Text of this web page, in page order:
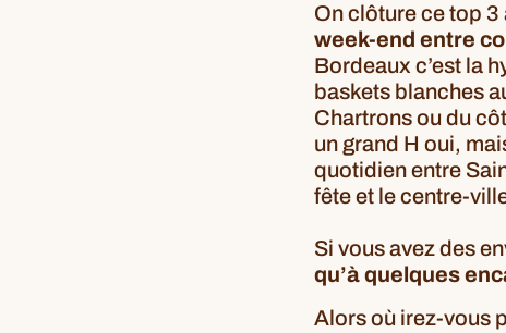
On clôture ce top 3
week-end entre
Bordeaux c’est la
baskets blanches
Chartrons ou du
un grand H oui,
quotidien entre
fête et le centre-
Si vous avez des
qu’à quelques
Alors où irez-vous